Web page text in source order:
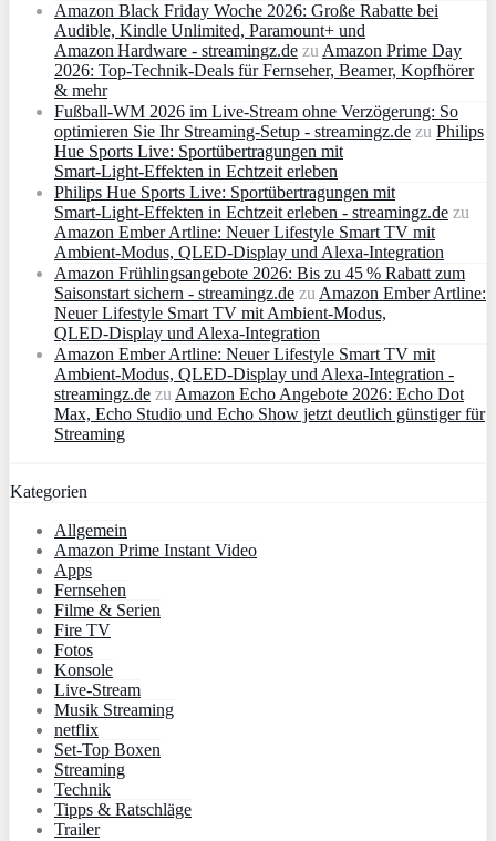
Amazon Black Friday Woche 2026: Große Rabatte bei
Audible, Kindle Unlimited, Paramount+ und
Amazon Hardware - streamingz.de zu Amazon Prime Day
2026: Top-Technik-Deals für Fernseher, Beamer, Kopfhörer
& mehr
Fußball-WM 2026 im Live-Stream ohne Verzögerung: So
optimieren Sie Ihr Streaming-Setup - streamingz.de zu Philips
Hue Sports Live: Sportübertragungen mit
Smart‑Light‑Effekten in Echtzeit erleben
Philips Hue Sports Live: Sportübertragungen mit
Smart‑Light‑Effekten in Echtzeit erleben - streamingz.de zu
Amazon Ember Artline: Neuer Lifestyle Smart TV mit
Ambient‑Modus, QLED‑Display und Alexa‑Integration
Amazon Frühlingsangebote 2026: Bis zu 45 % Rabatt zum
Saisonstart sichern - streamingz.de zu Amazon Ember Artline:
Neuer Lifestyle Smart TV mit Ambient‑Modus,
QLED‑Display und Alexa‑Integration
Amazon Ember Artline: Neuer Lifestyle Smart TV mit
Ambient‑Modus, QLED‑Display und Alexa‑Integration -
streamingz.de zu Amazon Echo Angebote 2026: Echo Dot
Max, Echo Studio und Echo Show jetzt deutlich günstiger für
Streaming
Kategorien
Allgemein
Amazon Prime Instant Video
Apps
Fernsehen
Filme & Serien
Fire TV
Fotos
Konsole
Live-Stream
Musik Streaming
netflix
Set-Top Boxen
Streaming
Technik
Tipps & Ratschläge
Trailer